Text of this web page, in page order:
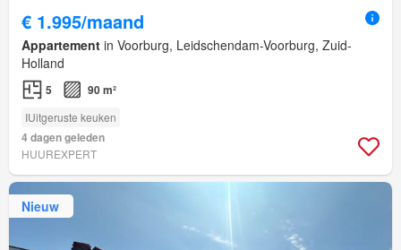
€ 1.995/maand
Appartement in Voorburg, Leidschendam-Voorburg, Zuid-
Holland
5 90 m²
IUitgeruste keuken
4 dagen geleden
HUUREXPERT
Nieuw